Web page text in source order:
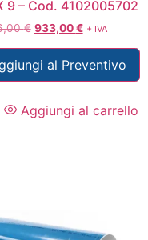
9 – Cod. 4102005702
€ 933,00€ + IVA
al Preventivo
Aggiungi al carrello